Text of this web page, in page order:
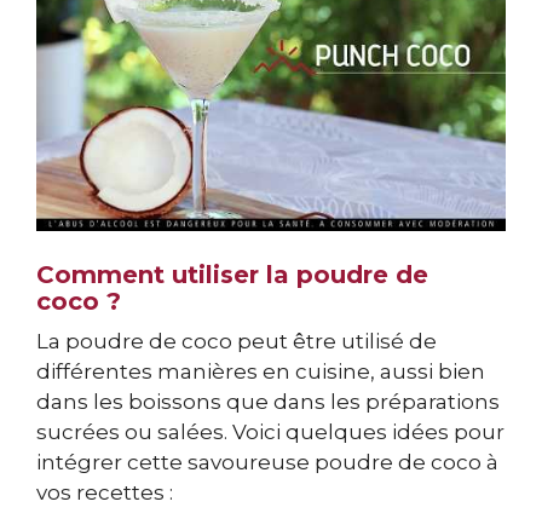
Comment utiliser la poudre de
coco ?
La poudre de coco peut être utilisé de
différentes manières en cuisine, aussi bien
dans les boissons que dans les préparations
sucrées ou salées. Voici quelques idées pour
intégrer cette savoureuse poudre de coco à
vos recettes :